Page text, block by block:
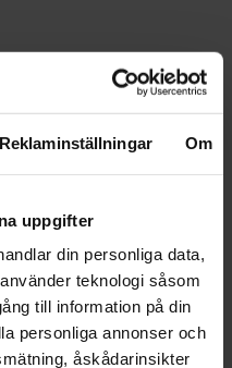
Reklaminställningar Om
uppgifter
din personliga data,
teknologi såsom
till information på din
personliga annonser och
åskådarinsikter